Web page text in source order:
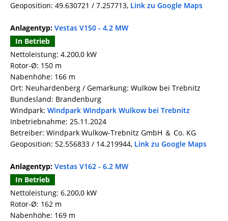
Geoposition: 49.630721 / 7.257713, Link zu Google Maps
Anlagentyp: Vestas V150 - 4.2 MW
In Betrieb
Nettoleistung: 4.200,0 kW
Rotor-Ø: 150 m
Nabenhöhe: 166 m
Ort: Neuhardenberg / Gemarkung: Wulkow bei Trebnitz
Bundesland: Brandenburg
Windpark: Windpark Windpark Wulkow bei Trebnitz
Inbetriebnahme: 25.11.2024
Betreiber: Windpark Wulkow-Trebnitz GmbH ＆ Co. KG
Geoposition: 52.556833 / 14.219944, Link zu Google Maps
Anlagentyp: Vestas V162 - 6.2 MW
In Betrieb
Nettoleistung: 6.200,0 kW
Rotor-Ø: 162 m
Nabenhöhe: 169 m